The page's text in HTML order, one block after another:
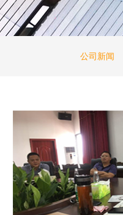
公司新闻